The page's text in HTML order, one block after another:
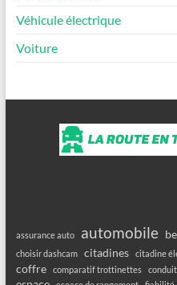
Véhicule électrique
Voiture
assurance auto automobile
choisir dashcam
citadines citadine
coffre comparatif trottinettes